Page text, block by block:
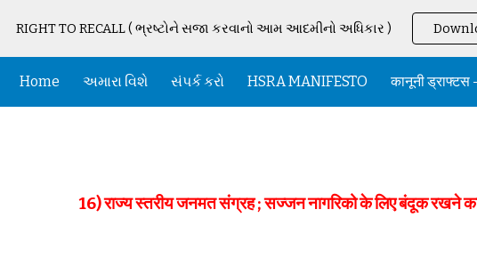
Skip to main content Skip to
RIGHT TO RECALL ( ભ્રષ્ટોને સજા કરવાનો આમ આદમીનો અધિકાર )
Home અમારા વિશે સંપર્ક કરો HSRA MANIFESTO कानूनी ड्राफ्टस -
16) राज्य स्तरीय जनमत संग्रह ; सज्जन नागरिको के लिए बंदूक रखने